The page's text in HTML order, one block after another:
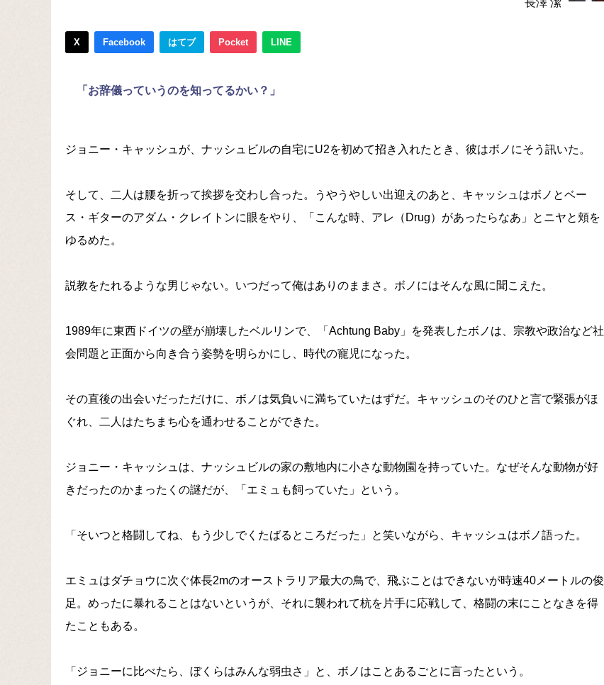
X Facebook はてブ Pocket LINE
「お辞儀っていうのを知ってるかい？」
ジョニー・キャッシュが、ナッシュビルの自宅にU2を初めて招き入れたとき、彼はボノにそう訊いた。
そして、二人は腰を折って挨拶を交わし合った。うやうやしい出迎えのあと、キャッシュはボノとベー
ス・ギターのアダム・クレイトンに眼をやり、「こんな時、アレ（Drug）があったらなあ」とニヤと頬を
ゆるめた。
説教をたれるような男じゃない。いつだって俺はありのままさ。ボノにはそんな風に聞こえた。
1989年に東西ドイツの壁が崩壊したベルリンで、「Achtung Baby」を発表したボノは、宗教や政治など社
会問題と正面から向き合う姿勢を明らかにし、時代の寵児になった。
その直後の出会いだっただけに、ボノは気負いに満ちていたはずだ。キャッシュのそのひと言で緊張がほ
ぐれ、二人はたちまち心を通わせることができた。
ジョニー・キャッシュは、ナッシュビルの家の敷地内に小さな動物園を持っていた。なぜそんな動物が好
きだったのかまったくの謎だが、「エミュも飼っていた」という。
「そいつと格闘してね、もう少しでくたばるところだった」と笑いながら、キャッシュはボノ語った。
エミュはダチョウに次ぐ体長2mのオーストラリア最大の鳥で、飛ぶことはできないが時速40メートルの俊
足。めったに暴れることはないというが、それに襲われて杭を片手に応戦して、格闘の末にことなきを得
たこともある。
「ジョニーに比べたら、ぼくらはみんな弱虫さ」と、ボノはことあるごとに言ったという。